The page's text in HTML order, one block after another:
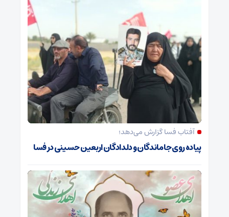
آفتاب فسا گزارش می‌دهد؛
پیاده روی جاماندگان و دلدادگان اربعین حسینی در فسا